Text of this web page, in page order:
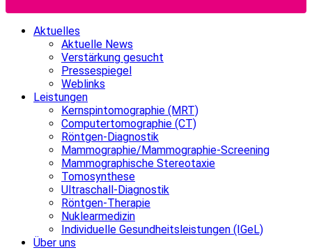
Aktuelles
Aktuelle News
Verstärkung gesucht
Pressespiegel
Weblinks
Leistungen
Kernspintomographie (MRT)
Computertomographie (CT)
Röntgen-Diagnostik
Mammographie/Mammographie-Screening
Mammographische Stereotaxie
Tomosynthese
Ultraschall-Diagnostik
Röntgen-Therapie
Nuklearmedizin
Individuelle Gesundheitsleistungen (IGeL)
Über uns